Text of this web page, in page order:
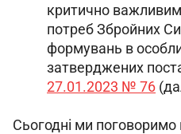
критично
потреб Збройних
формувань в
затверджених
27.01.2023 № 76
Сьогодні ми